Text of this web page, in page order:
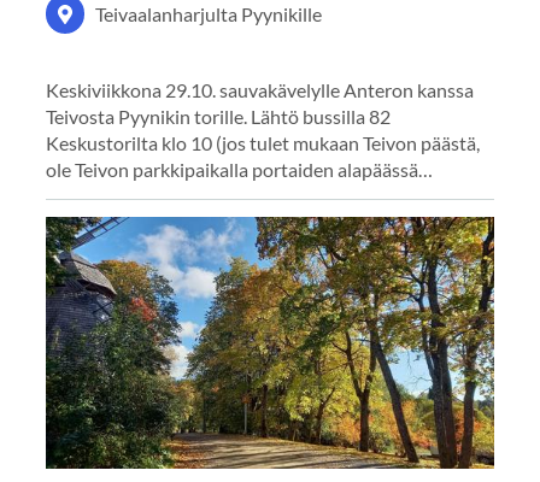
Teivaalanharjulta Pyynikille
Keskiviikkona 29.10. sauvakävelylle Anteron kanssa
Teivosta Pyynikin torille. Lähtö bussilla 82
Keskustorilta klo 10 (jos tulet mukaan Teivon päästä,
ole Teivon parkkipaikalla portaiden alapäässä…